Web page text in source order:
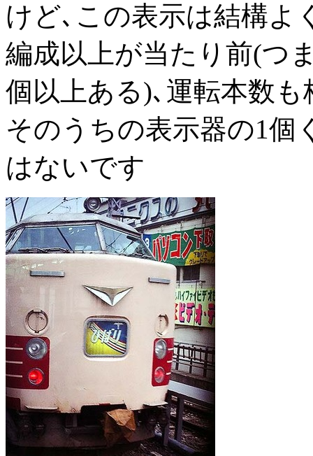
けど､この表示は結構よ
編成以上が当たり前(つ
個以上ある)､運転本数
そのうちの表示器の1個
はないです